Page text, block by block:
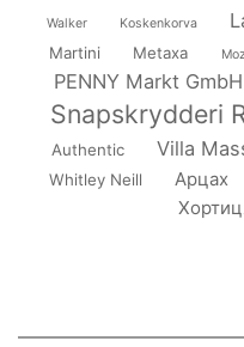
Walker
Koskenkorva
Martini Metaxa
PENNY Markt GmbH
Snapskrydderi
Authentic
Villa
Whitley Neill Арцах